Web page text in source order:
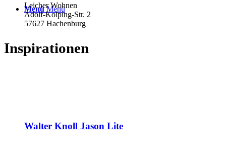
Menü Menü
Leicher Wohnen
Adolf-Kolping-Str. 2
57627 Hachenburg
Inspirationen
Walter Knoll Jason Lite